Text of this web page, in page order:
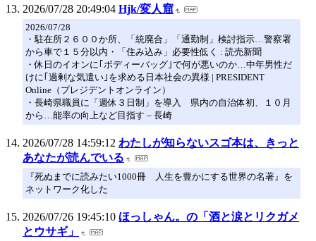
2026/07/28 20:49:04 Hjk/変人窟
2026/07/28
・駐在所２６００か所、「統廃合」「通勤制」検討指示…警察署
から車で１５分以内・「住み込み」必要性低く : 読売新聞
・休日のイオンに｢ボディーバッグ｣で何が悪いのか…中年男性だ
けに｢過剰な気遣い｣を求める日本社会の異様 | PRESIDENT
Online（プレジデントオンライン）
・長崎県職員に「週休３日制」を導入 県内の自治体初、１０月
から…能率の向上など目指す – 長崎
2026/07/28 14:59:12 わたしが知らないスゴ本は、きっと
あなたが読んでいる
『死ぬまでに読みたい1000冊 人生を豊かにする世界の名著』を
ネットワーク化した
2026/07/26 19:45:10 ほっしゃん。の「酒と涙とリクガメ
とウサギ」